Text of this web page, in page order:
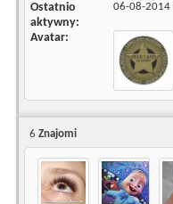
Ostatnio
aktywny
06-08-2014
Avatar
6 Znajomi